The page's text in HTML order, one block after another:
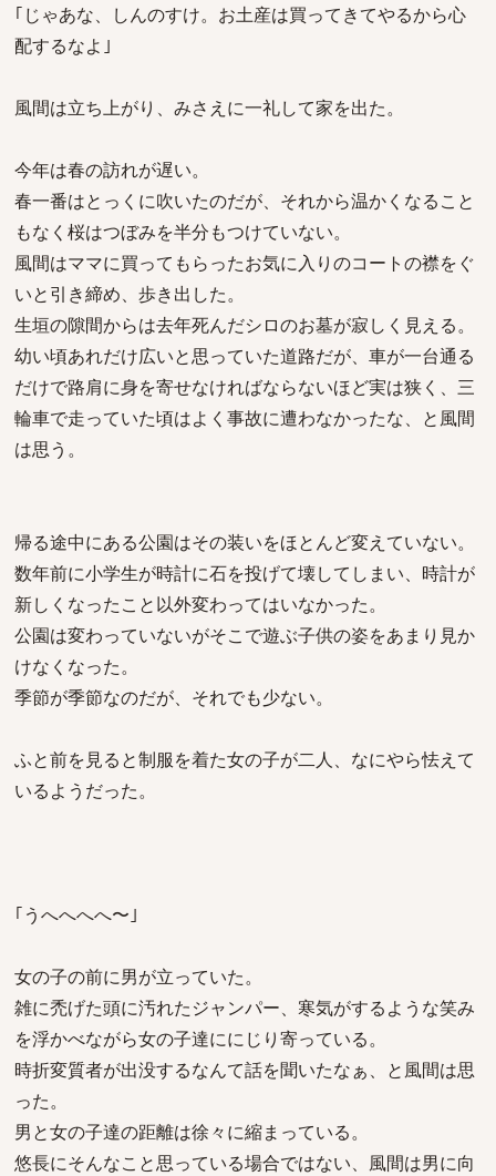
｢じゃあな、しんのすけ。お土産は買ってきてやるから心
配するなよ｣
風間は立ち上がり、みさえに一礼して家を出た。
今年は春の訪れが遅い。
春一番はとっくに吹いたのだが、それから温かくなること
もなく桜はつぼみを半分もつけていない。
風間はママに買ってもらったお気に入りのコートの襟をぐ
いと引き締め、歩き出した。
生垣の隙間からは去年死んだシロのお墓が寂しく見える。
幼い頃あれだけ広いと思っていた道路だが、車が一台通る
だけで路肩に身を寄せなければならないほど実は狭く、三
輪車で走っていた頃はよく事故に遭わなかったな、と風間
は思う。
帰る途中にある公園はその装いをほとんど変えていない。
数年前に小学生が時計に石を投げて壊してしまい、時計が
新しくなったこと以外変わってはいなかった。
公園は変わっていないがそこで遊ぶ子供の姿をあまり見か
けなくなった。
季節が季節なのだが、それでも少ない。
ふと前を見ると制服を着た女の子が二人、なにやら怯えて
いるようだった。
｢うへへへへ〜｣
女の子の前に男が立っていた。
雑に禿げた頭に汚れたジャンパー、寒気がするような笑み
を浮かべながら女の子達ににじり寄っている。
時折変質者が出没するなんて話を聞いたなぁ、と風間は思
った。
男と女の子達の距離は徐々に縮まっている。
悠長にそんなこと思っている場合ではない、風間は男に向